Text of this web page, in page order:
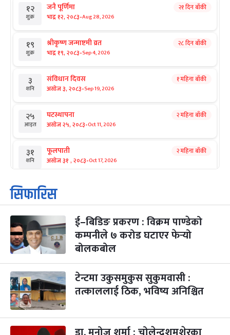
१२
शुक्र
जनै पूर्णिमा
भाद्र १२, २०८३-Aug 28, 2026
२१ दिन बाँकी
१९
शुक्र
श्रीकृष्ण जन्माष्टमी व्रत
भाद्र १९, २०८३-Sep 4, 2026
२८ दिन बाँकी
३
शनि
संविधान दिवस
असोज ३, २०८३-Sep 19, 2026
१ महिना बाँकी
२५
आइत
घटस्थापना
असोज २५, २०८३-Oct 11, 2026
२ महिना बाँकी
३१
शनि
फूलपाती
असोज ३१ , २०८३-Oct 17, 2026
२ महिना बाँकी
१
आइत
कार्तिक सङ्क्रान्ति
कार्तिक १, २०८३
३
मंगल
महानवमी
कार्तिक ३, २०८३-Oct 20, 2026
२ महिना बाँकी
४
५
बिहि
पापा‌ङ्कुशा एकादशी व्रत
कार्तिक ५, २०८३
२ महिना बाँकी
कुकुर तिहार ३ महिना बाँकी
सिफारिस
ई–बिडिङ प्रकरण : विक्रम पाण्डेको
कम्पनीले ७ करोड घटाएर फेर्‍यो
बोलकबोल
टेन्टमा उकुसमुकुस सुकुमवासी :
तत्काललाई ठिक, भविष्य अनिश्चित